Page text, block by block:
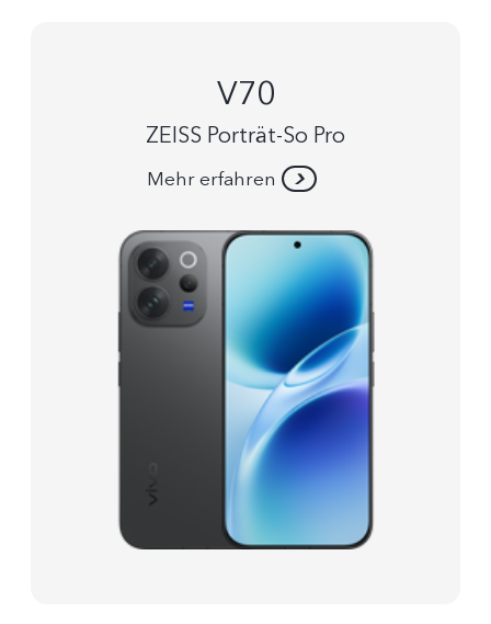
V70
ZEISS Porträt-So Pro
Mehr erfahren